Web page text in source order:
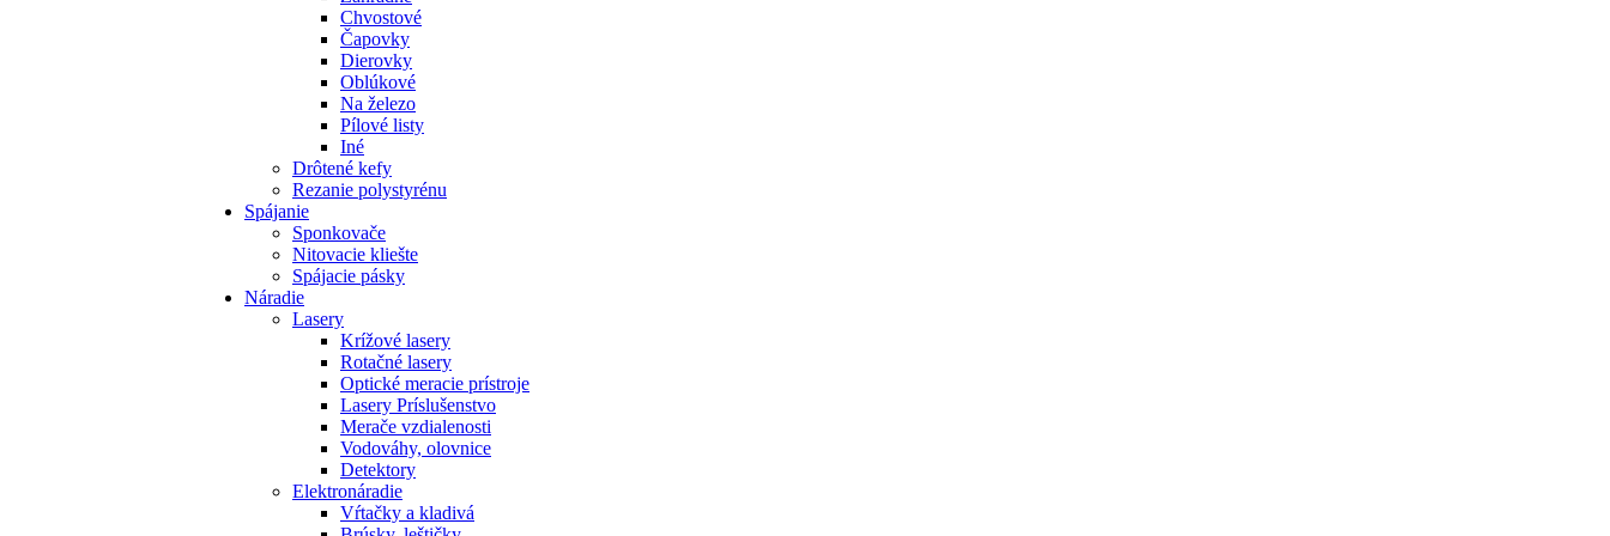
Chvostové
Čapovky
Dierovky
Oblúkové
Na železo
Pílové listy
Iné
Drôtené kefy
Rezanie polystyrénu
Spájanie
Sponkovače
Nitovacie kliešte
Spájacie pásky
Náradie
Lasery
Krížové lasery
Rotačné lasery
Optické meracie prístroje
Lasery Príslušenstvo
Merače vzdialenosti
Vodováhy, olovnice
Detektory
Elektronáradie
Vŕtačky a kladivá